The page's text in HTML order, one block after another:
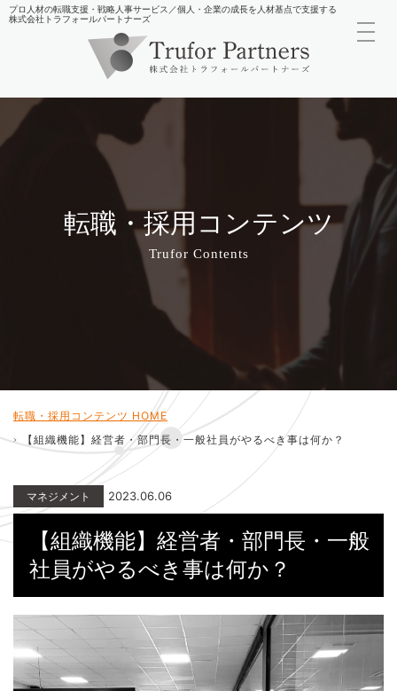
プロ人材の転職支援・戦略人事サービス／個人・企業の成長を人材基点で支援する
株式会社トラフォールパートナーズ
転職・採用コンテンツ
転職・採用コンテンツ HOME
【組織機能】経営者・部門長・一般社員がやるべき事は何か？
マネジメント 2023.06.06
【組織機能】経営者・部門長・一般
社員がやるべき事は何か？